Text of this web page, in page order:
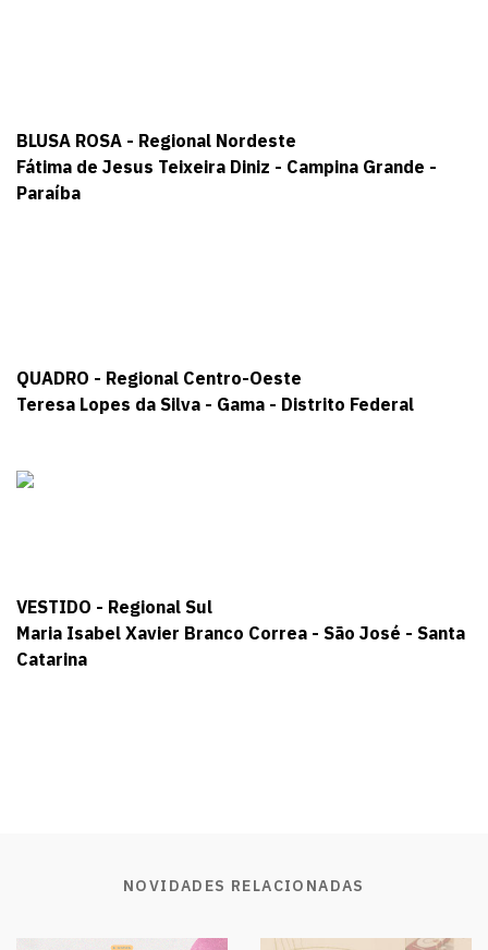
BLUSA ROSA - Regional Nordeste
Fátima de Jesus Teixeira Diniz - Campina Grande -
Paraíba
QUADRO - Regional Centro-Oeste
Teresa Lopes da Silva - Gama - Distrito Federal
VESTIDO - Regional Sul
Maria Isabel Xavier Branco Correa - São José - Santa
Catarina
NOVIDADES RELACIONADAS